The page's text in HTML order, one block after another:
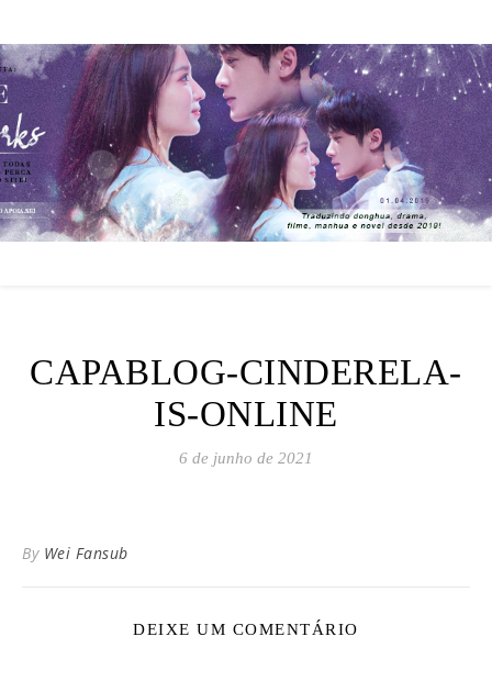
CAPABLOG-CINDERELA-
IS-ONLINE
6 de junho de 2021
By Wei Fansub
DEIXE UM COMENTÁRIO